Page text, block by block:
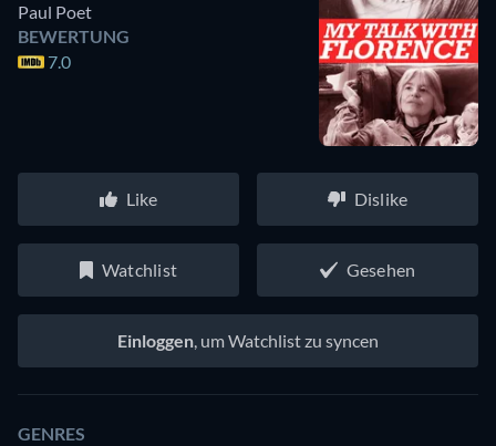
Paul Poet
BEWERTUNG
7.0
Like Dislike
Watchlist Gesehen
Einloggen, um Watchlist zu syncen
GENRES